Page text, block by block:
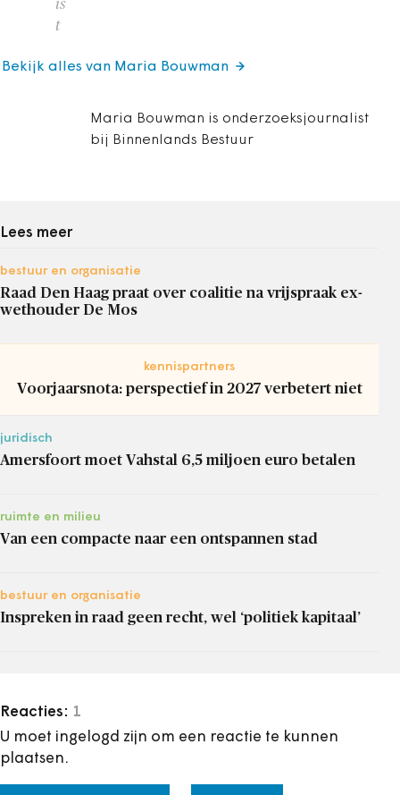
is
t
Maria Bouwman is onderzoeksjournalist
bij Binnenlands Bestuur
Bekijk alles van Maria Bouwman
Lees meer
bestuur en organisatie
Raad Den Haag praat over coalitie na vrijspraak ex-
wethouder De Mos
kennispartners
Voorjaarsnota: perspectief in 2027 verbetert niet
juridisch
Amersfoort moet Vahstal 6,5 miljoen euro betalen
ruimte en milieu
Van een compacte naar een ontspannen stad
bestuur en organisatie
Inspreken in raad geen recht, wel ‘politiek kapitaal’
Reacties: 1
U moet ingelogd zijn om een reactie te kunnen
plaatsen.